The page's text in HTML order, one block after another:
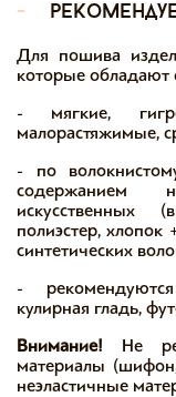
-
Для пошива
которые
- мягкие,
малорастяжимые,
- по
содержанием
искусственных
полиэстер, хлопок
синтетических
-
кулирная гладь,
Внимание! Не
материалы (шифон,
неэластичные